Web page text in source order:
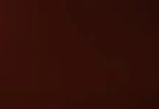
，不僅改變了自己的命運，也為